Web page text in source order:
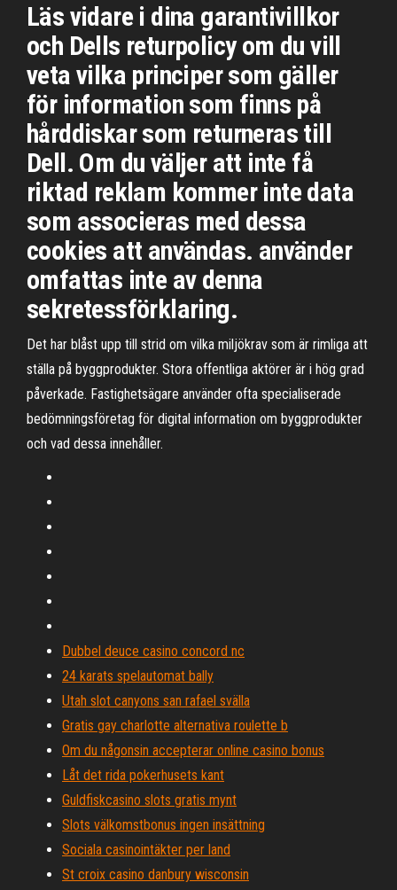
Läs vidare i dina garantivillkor
och Dells returpolicy om du vill
veta vilka principer som gäller
för information som finns på
hårddiskar som returneras till
Dell. Om du väljer att inte få
riktad reklam kommer inte data
som associeras med dessa
cookies att användas. använder
omfattas inte av denna
sekretessförklaring.
Det har blåst upp till strid om vilka miljökrav som är rimliga att
ställa på byggprodukter. Stora offentliga aktörer är i hög grad
påverkade. Fastighetsägare använder ofta specialiserade
bedömningsföretag för digital information om byggprodukter
och vad dessa innehåller.
Dubbel deuce casino concord nc
24 karats spelautomat bally
Utah slot canyons san rafael svälla
Gratis gay charlotte alternativa roulette b
Om du någonsin accepterar online casino bonus
Låt det rida pokerhusets kant
Guldfiskcasino slots gratis mynt
Slots välkomstbonus ingen insättning
Sociala casinointäkter per land
St croix casino danbury wisconsin